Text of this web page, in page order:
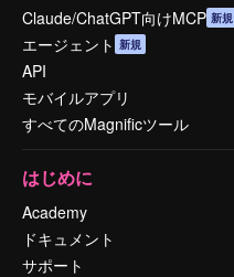
Claude/ChatGPT向けMCP 新規
エージェント 新規
API
モバイルアプリ
すべてのMagnificツール
はじめに
Academy
ドキュメント
サポート